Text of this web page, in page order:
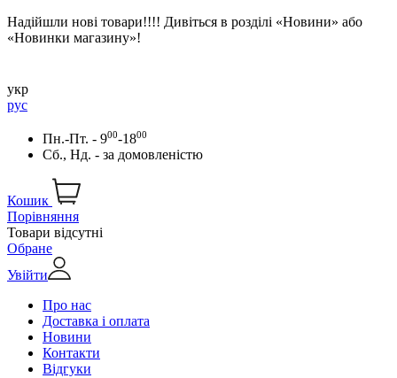
Надійшли нові товари!!!! Дивіться в розділі «Новини» або
«Новинки магазину»!
укр
рус
Пн.-Пт. - 900-1800
Сб., Нд. - за домовленістю
Кошик
Порівняння
Товари відсутні
Обране
Увійти
Про нас
Доставка і оплата
Новини
Контакти
Відгуки